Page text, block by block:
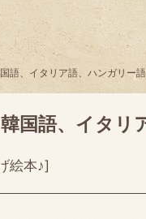
語、イタリア語、ハンガリー
国語、イタリ
絵本♪]